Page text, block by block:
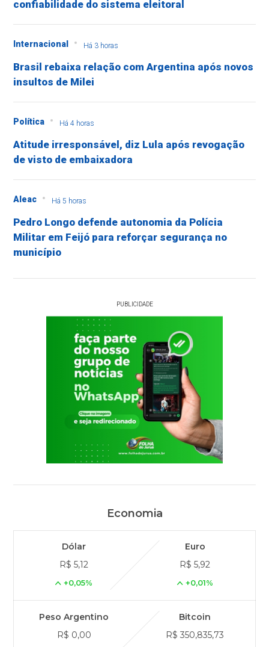
confiabilidade do sistema eleitoral
Internacional Há 3 horas
Brasil rebaixa relação com Argentina após novos
insultos de Milei
Política Há 4 horas
Atitude irresponsável, diz Lula após revogação
de visto de embaixadora
Aleac Há 5 horas
Pedro Longo defende autonomia da Polícia
Militar em Feijó para reforçar segurança no
município
PUBLICIDADE
Economia
Dólar
R$ 5,12
+0,05%
Euro
R$ 5,92
+0,01%
Peso Argentino
R$ 0,00
Bitcoin
R$ 350,835,73